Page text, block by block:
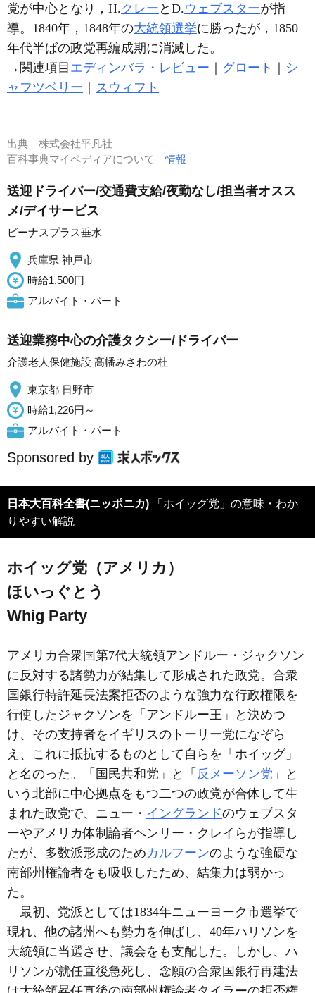
党が中心となり，H.クレー とD.ウェブスターが指
導。1840年，1848年の大統領選挙に勝ったが，1850
年代半ばの政党再編成期に消滅した。
→関連項目 エディンバラ・レビュー ｜ グロート ｜ シ
ャフツベリー ｜ スウィフト
出典 株式会社平凡社
百科事典マイペディアについて情報
送迎ドライバー/交通費支給/夜勤なし/担当者オスス
メ/デイサービス
ビーナスプラス垂水
兵庫県 神戸市
時給1,500円
アルバイト・パート
送迎業務中心の介護タクシー/ドライバー
介護老人保健施設 高幡みさわの杜
東京都 日野市
時給1,226円～
アルバイト・パート
Sponsored by
日本大百科全書(ニッポニカ) 「ホイッグ党」の意味・わか
りやすい解説
ホイッグ党（アメリカ）
ほいっぐとう
Whig Party
アメリカ合衆国第7代大統領アンドルー・ジャクソン
に反対する諸勢力が結集して形成された政党。合衆
国銀行特許延長法案拒否のような強力な行政権限を
行使したジャクソンを「アンドルー王」と決めつ
け、その支持者をイギリスのトーリー党になぞら
え、これに抵抗するものとして自らを「ホイッグ」
と名のった。「国民共和党」と「 反メーソン党 」と
いう北部に中心拠点をもつ二つの政党が合体して生
まれた政党で、ニュー・ イングランドのウェブスタ
ーやアメリカ体制論者ヘンリー・クレイらが指導し
たが、多数派形成のためカルフーンのような強硬な
南部州権論者をも吸収したため、結集力は弱かっ
た。
最初、党派としては1834年ニューヨーク市選挙で
現れ、他の諸州へも勢力を伸ばし、40年ハリソンを
大統領に当選させ、議会をも支配した。しかし、ハ
リソンが就任直後急死し、念願の合衆国銀行再建法